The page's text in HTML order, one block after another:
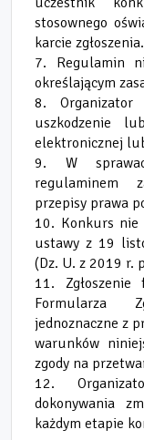
stosownego
karcie zgłoszenia.
7. Regulamin
określającym
8. Organizator
uszkodzenie
elektronicznej
9. W
regulaminem
przepisy prawa
10. Konkurs nie
ustawy z 19
(Dz. U. z 2019 r.
11.
Formularza
jednoznaczne z
warunków
zgody na
12.
dokonywania
każdym etapie